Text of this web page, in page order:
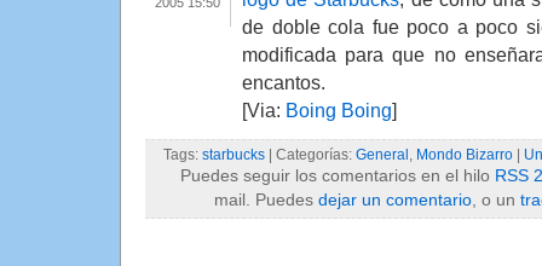
de doble cola fue poco a poco
modificada para que no
encantos.
[Via: Boing Boing]
Tags: starbucks | Categorías: General , Mondo Bizarro
Puedes seguir los comentarios en el hilo RSS
mail. Puedes dejar un comentario , o un